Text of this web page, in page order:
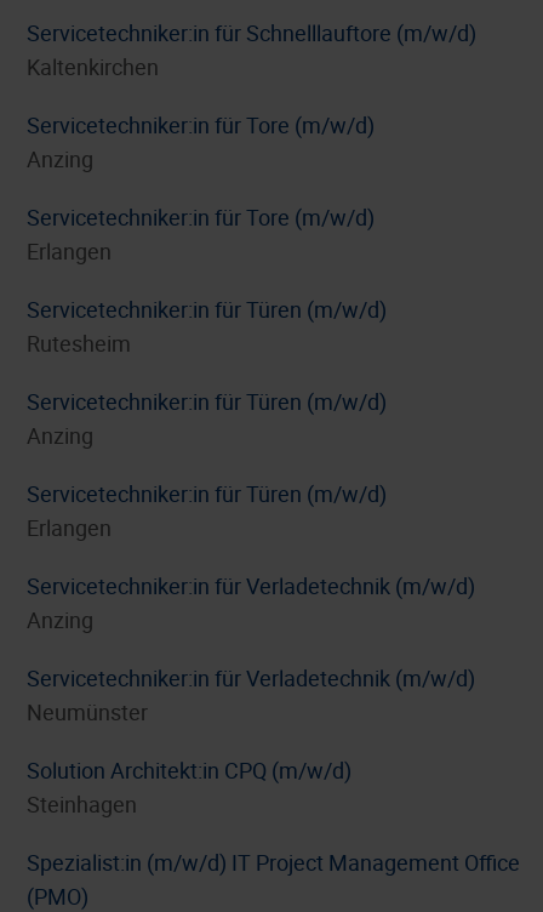
Servicetechniker:in für Schnelllauftore (m/w/d)
Kaltenkirchen
Servicetechniker:in für Tore (m/w/d)
Anzing
Servicetechniker:in für Tore (m/w/d)
Erlangen
Servicetechniker:in für Türen (m/w/d)
Rutesheim
Servicetechniker:in für Türen (m/w/d)
Anzing
Servicetechniker:in für Türen (m/w/d)
Erlangen
Servicetechniker:in für Verladetechnik (m/w/d)
Anzing
Servicetechniker:in für Verladetechnik (m/w/d)
Neumünster
Solution Architekt:in CPQ (m/w/d)
Steinhagen
Spezialist:in (m/w/d) IT Project Management Office
(PMO)